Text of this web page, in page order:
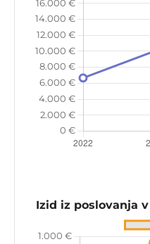
Izid iz poslovanja v